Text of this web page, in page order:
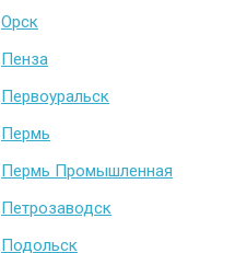
Орск
Пенза
Первоуральск
Пермь
Пермь Промышленная
Петрозаводск
Подольск